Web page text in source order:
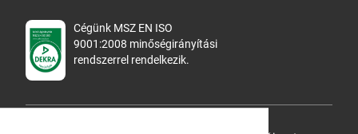
Cégünk MSZ EN ISO
9001:2008 minőségirányítási
rendszerrel rendelkezik.